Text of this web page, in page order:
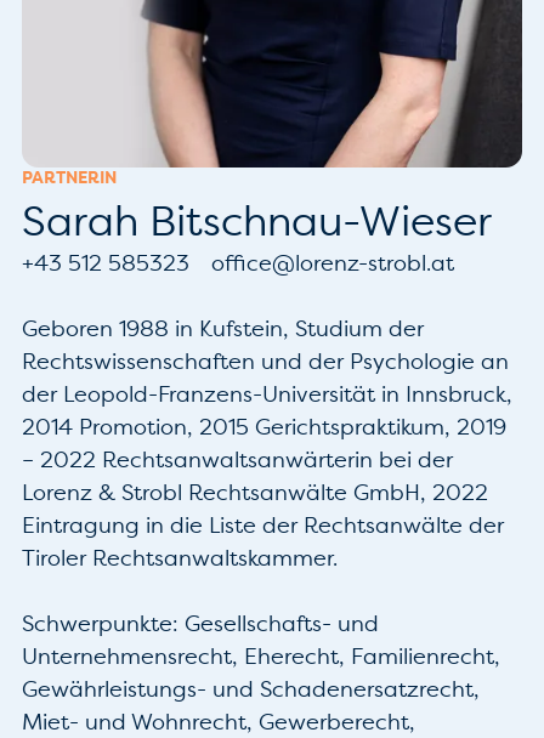
PARTNERIN
Sarah Bitschnau-Wieser
+43 512 585323 office@lorenz-strobl.at
Geboren 1988 in Kufstein, Studium der
Rechtswissenschaften und der Psychologie an
der Leopold-Franzens-Universität in Innsbruck,
2014 Promotion, 2015 Gerichtspraktikum, 2019
– 2022 Rechtsanwaltsanwärterin bei der
Lorenz & Strobl Rechtsanwälte GmbH, 2022
Eintragung in die Liste der Rechtsanwälte der
Tiroler Rechtsanwaltskammer.
Schwerpunkte: Gesellschafts- und
Unternehmensrecht, Eherecht, Familienrecht,
Gewährleistungs- und Schadenersatzrecht,
Miet- und Wohnrecht, Gewerberecht,